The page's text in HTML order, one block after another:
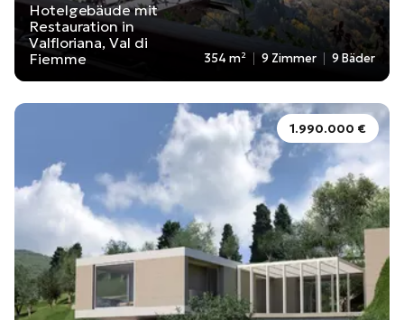
Hotelgebäude mit
Restauration in
Valfloriana, Val di
Fiemme
354 m² 9 Zimmer 9 Bäder
1.990.000 €